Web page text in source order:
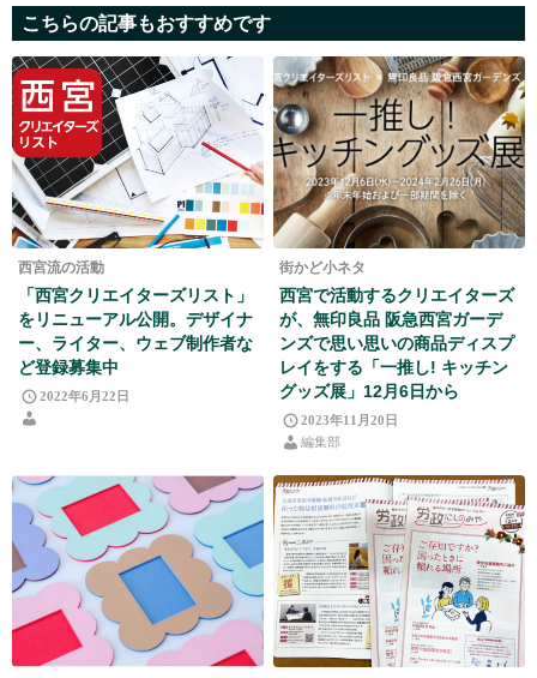
こちらの記事もおすすめです
西宮流の活動
「西宮クリエイターズリスト」
をリニューアル公開。デザイナ
ー、ライター、ウェブ制作者な
ど登録募集中
2022年6月22日
街かど小ネタ
西宮で活動するクリエイターズ
が、無印良品 阪急西宮ガーデ
ンズで思い思いの商品ディスプ
レイをする「一推し! キッチン
グッズ展」12月6日から
2023年11月20日
編集部